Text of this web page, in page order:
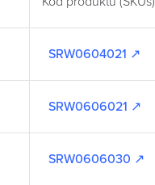
SRW0604021 ↗
SRW0606021 ↗
SRW0606030 ↗